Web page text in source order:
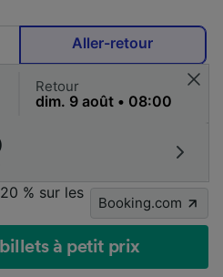
Aller-retour
Retour
% sur les
Booking.com
à petit prix